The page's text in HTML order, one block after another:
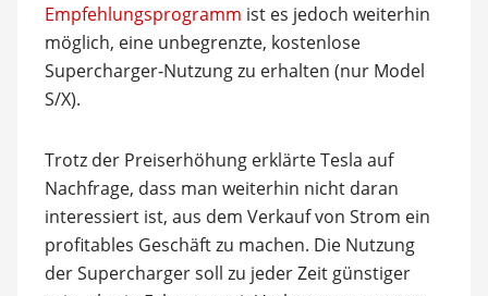
Empfehlungsprogramm ist es jedoch weiterhin
möglich, eine unbegrenzte, kostenlose
Supercharger-Nutzung zu erhalten (nur Model
S/X).
Trotz der Preiserhöhung erklärte Tesla auf
Nachfrage, dass man weiterhin nicht daran
interessiert ist, aus dem Verkauf von Strom ein
profitables Geschäft zu machen. Die Nutzung
der Supercharger soll zu jeder Zeit günstiger